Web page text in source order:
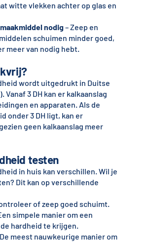
witte vlekken achter op glas en
nodig– Zeep en
schuimen minder goed,
meer van nodig hebt.
wordt uitgedrukt in Duitse
Vanaf 3 DH kan er kalkaanslag
en apparaten. Als de
onder 3 DH ligt, kan er
geen kalkaanslag meer
testen
in huis kan verschillen. Wil je
Dit kan op verschillende
of zeep goed schuimt.
simpele manier om een
hardheid te krijgen.
meest nauwkeurige manier om